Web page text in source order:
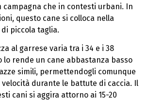
campagna che in contesti urbani. In
questo cane si colloca nella
piccola taglia.
al garrese varia tra i 34 e i 38
lo rende un cane abbastanza basso
simili, permettendogli comunque
durante le battute di caccia. Il
cani si aggira attorno ai 15-20